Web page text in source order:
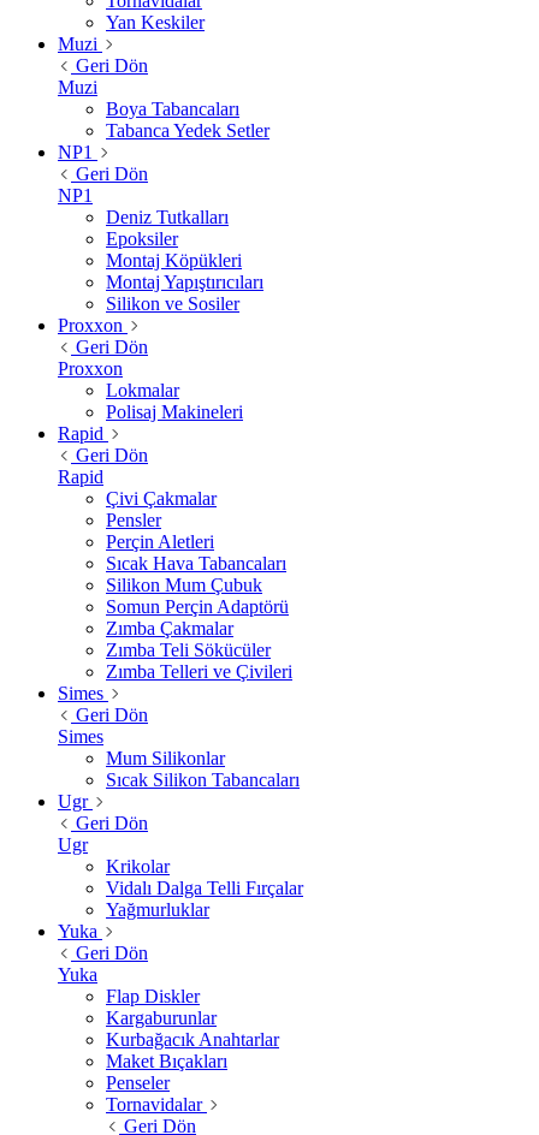
Yan Keskiler
Muzi
Geri Dön
Muzi
Boya Tabancaları
Tabanca Yedek Setler
NP1
Geri Dön
NP1
Deniz Tutkalları
Epoksiler
Montaj Köpükleri
Montaj Yapıştırıcıları
Silikon ve Sosiler
Proxxon
Geri Dön
Proxxon
Lokmalar
Polisaj Makineleri
Rapid
Geri Dön
Rapid
Çivi Çakmalar
Pensler
Perçin Aletleri
Sıcak Hava Tabancaları
Silikon Mum Çubuk
Somun Perçin Adaptörü
Zımba Çakmalar
Zımba Teli Sökücüler
Zımba Telleri ve Çivileri
Simes
Geri Dön
Simes
Mum Silikonlar
Sıcak Silikon Tabancaları
Ugr
Geri Dön
Ugr
Krikolar
Vidalı Dalga Telli Fırçalar
Yağmurluklar
Yuka
Geri Dön
Yuka
Flap Diskler
Kargaburunlar
Kurbağacık Anahtarlar
Maket Bıçakları
Penseler
Tornavidalar
Geri Dön